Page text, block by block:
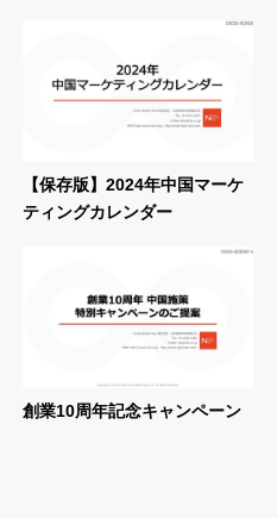
【保存版】2024年中国マーケ
ティングカレンダー
創業10周年記念キャンペーン